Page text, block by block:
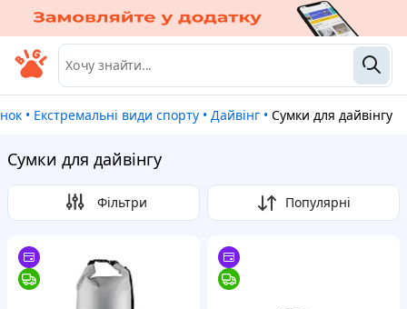
• Екстремальні види спорту • Дайвінг • Сумки для дайвінгу
Сумки для дайвінгу
Фільтри Популярні